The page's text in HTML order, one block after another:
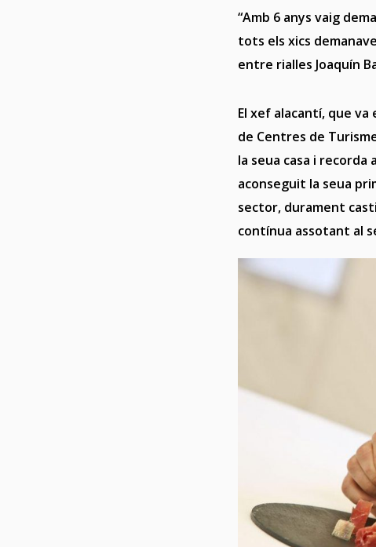
“Amb 6 anys vaig
tots els xics
entre rialles Joaquín
El xef alacantí, que
de Centres de
la seua casa i recorda
aconseguit la seua
sector, durament
contínua assotant al